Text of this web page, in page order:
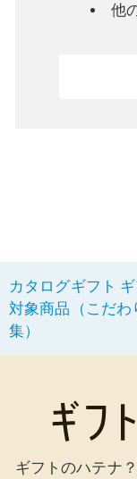
他
カタログギフト
対象商品（こだ
集）
ギフトのハテナ